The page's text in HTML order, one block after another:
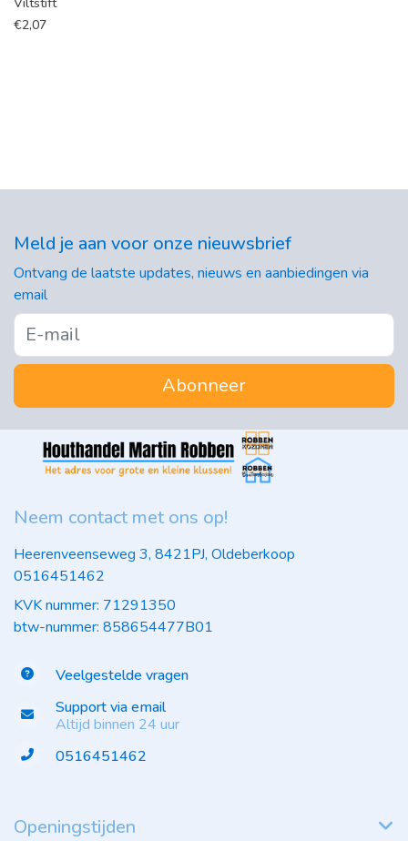
€2,07
Meld je aan voor onze nieuwsbrief
Ontvang de laatste updates, nieuws en aanbiedingen via
email
Abonneer
Neem contact met ons op!
Heerenveenseweg 3, 8421PJ, Oldeberkoop
0516451462
KVK nummer: 71291350
btw-nummer: 858654477B01
Veelgestelde vragen
Support via email
Altijd binnen 24 uur
0516451462
Openingstijden